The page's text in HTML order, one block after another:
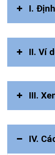
I.
II. Ví
III.
IV.